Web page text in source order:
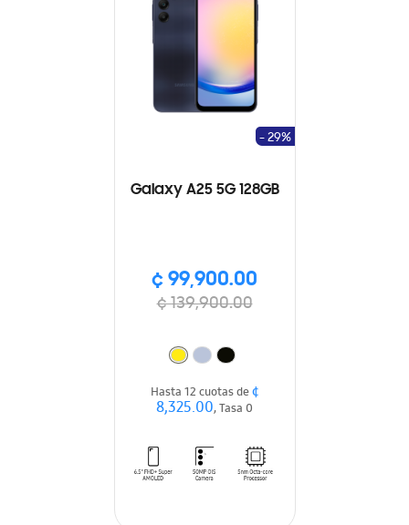
Galaxy A25 5G 128GB
¢ 99,900.00
¢ 139,900.00
- 29%
Hasta 12 cuotas de¢
8,325.00, Tasa 0